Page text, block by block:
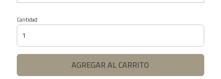
Cantidad
AGREGAR AL CARRITO